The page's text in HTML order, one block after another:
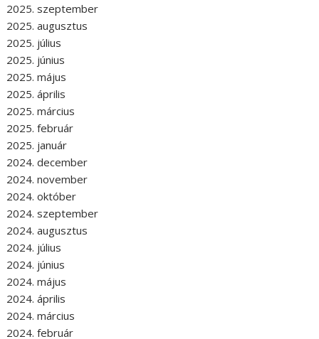
2025. szeptember
2025. augusztus
2025. július
2025. június
2025. május
2025. április
2025. március
2025. február
2025. január
2024. december
2024. november
2024. október
2024. szeptember
2024. augusztus
2024. július
2024. június
2024. május
2024. április
2024. március
2024. február